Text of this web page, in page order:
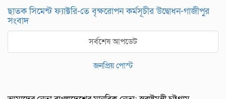
ছাতক সিমেন্ট ফ্যাক্টরি-তে বৃক্ষরোপন কর্মসূচীর উদ্বোধন-গাজীপুর
সংবাদ
সর্বশেষ আপডেট
জনপ্রিয় পোস্ট